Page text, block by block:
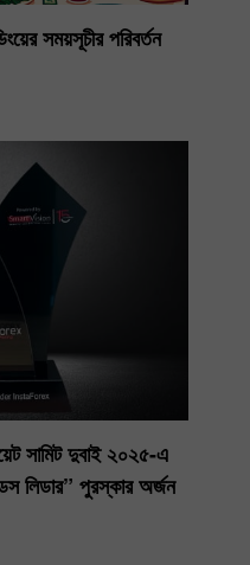
সময়সূচীর পরিবর্তন
সামিট দুবাই ২০২৫-এ
পুরস্কার অর্জন